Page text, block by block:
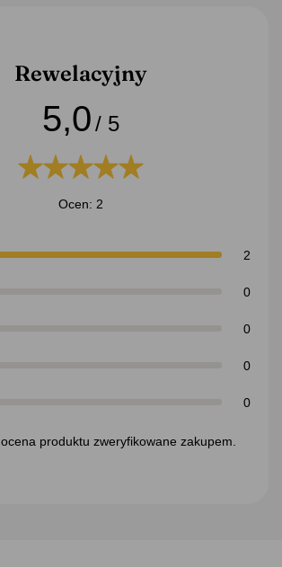
Rewelacyjny
5,0/ 5
Ocen: 2
2
0
0
0
0
produktu zweryfikowane zakupem.